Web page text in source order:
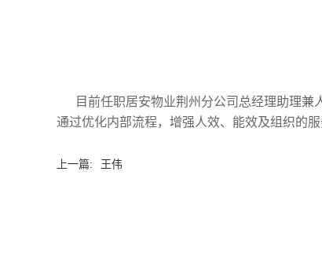
目前任职居安物业荆州分公司总经理助理
通过优化内部流程，增强人效、能效及组织的
上一篇: 王伟